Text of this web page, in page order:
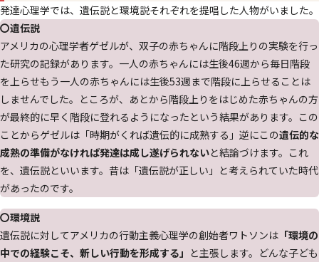
発達心理学では、遺伝説と環境説それぞれを提唱した人物がいました。
〇遺伝説
アメリカの心理学者ゲゼルが、双子の赤ちゃんに階段上りの実験を行っ
た研究の記録があります。一人の赤ちゃんには生後46週から毎日階段
を上らせもう一人の赤ちゃんには生後53週まで階段に上らせることは
しませんでした。ところが、あとから階段上りをはじめた赤ちゃんの方
が最終的に早く階段に登れるようになったという結果があります。この
ことからゲゼルは「時期がくれば遺伝的に成熟する」逆にこの遺伝的な
成熟の準備がなければ発達は成し遂げられないと結論づけます。これ
を、遺伝説といいます。昔は「遺伝説が正しい」と考えられていた時代
があったのです。
〇環境説
遺伝説に対してアメリカの行動主義心理学の創始者ワトソンは 「環境の
中での経験こそ、新しい行動を形成する」 と主張します。どんな子ども